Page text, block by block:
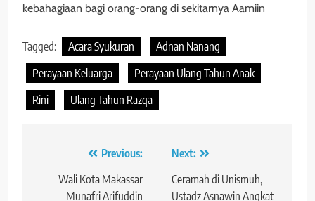
kebahagiaan bagi orang-orang di sekitarnya Aamiin
Tagged: Acara Syukuran
Adnan Nanang
Perayaan Keluarga
Perayaan Ulang Tahun Anak
Rini
Ulang Tahun Razqa
Navigasi
pos
Previous:
Wali Kota Makassar
Munafri Arifuddin
Next:
Ceramah di Unismuh,
Ustadz Asnawin Angkat